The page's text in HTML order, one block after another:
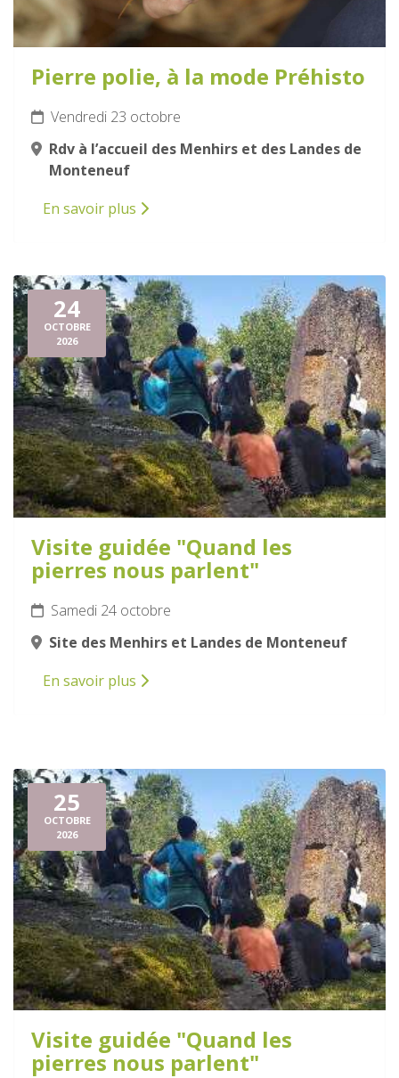
Pierre polie, à la mode Préhisto
Vendredi 23 octobre
Rdv à l’accueil des Menhirs et des Landes de
Monteneuf
En savoir plus
24
OCTOBRE
2026
Visite guidée "Quand les
pierres nous parlent"
Samedi 24 octobre
Site des Menhirs et Landes de Monteneuf
En savoir plus
25
OCTOBRE
2026
Visite guidée "Quand les
pierres nous parlent"